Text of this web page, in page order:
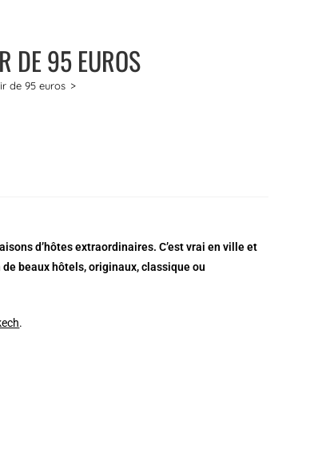
DE 95 EUROS
de 95 euros >
d’hôtes extraordinaires. C’est vrai en ville et
beaux hôtels, originaux, classique ou
.